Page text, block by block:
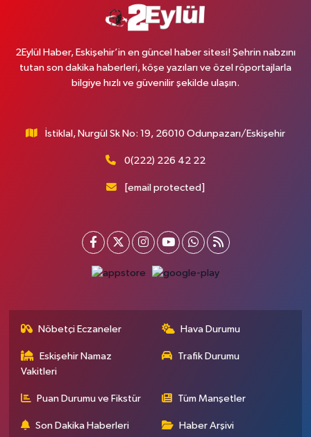
2Eylül Haber, Eskişehir’in en güncel haber sitesi! Şehrin nabzını
tutan son dakika haberleri, köşe yazıları ve özel röportajlarla
bilgiye hızlı ve güvenilir şekilde ulaşın.
İstiklal, Nurgül Sk No: 19, 26010 Odunpazarı/Eskişehir
0(222) 226 42 22
[email protected]
Nöbetçi Eczaneler Hava Durumu
Eskişehir Namaz
Vakitleri
Trafik Durumu
Puan Durumu ve Fikstür Tüm Manşetler
Son Dakika Haberleri Haber Arşivi